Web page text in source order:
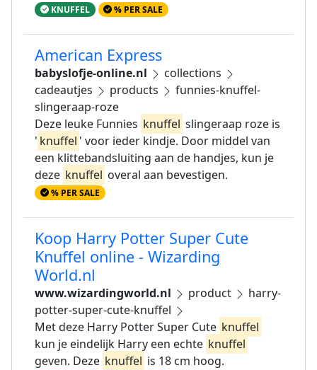
KNUFFEL % PER SALE
American Express
babyslofje-online.nl
collections
cadeautjes
products
funnies-knuffel-
slingeraap-roze
Deze leuke Funnies knuffel slingeraap roze is
' knuffel ' voor ieder kindje. Door middel van
een klittebandsluiting aan de handjes, kun je
deze knuffel overal aan bevestigen.
% PER SALE
Koop Harry Potter Super Cute
Knuffel online - Wizarding
World.nl
www.wizardingworld.nl product
harry-
potter-super-cute-knuffel
Met deze Harry Potter Super Cute knuffel
kun je eindelijk Harry een echte knuffel
geven. Deze knuffel is 18 cm hoog.